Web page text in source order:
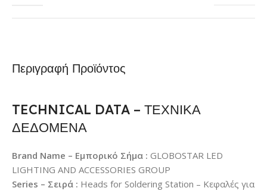
Περιγραφή Προϊόντος
TECHNICAL DATA – ΤΕΧΝΙΚΑ
ΔΕΔΟΜΕΝΑ
Brand Name – Εμπορικό Σήμα : GLOBOSTAR LED
LIGHTING AND ACCESSORIES GROUP
Series – Σειρά : Heads for Soldering Station – Κεφαλές για